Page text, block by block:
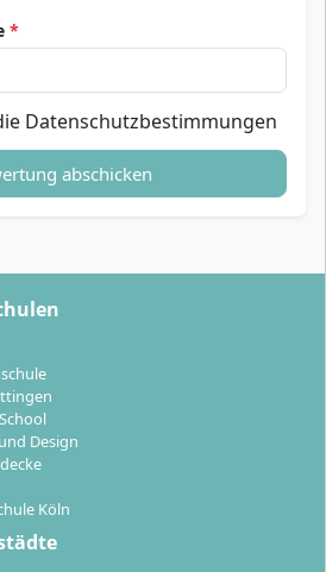
*
Datenschutzbestimmungen
abschicken
Design
Köln